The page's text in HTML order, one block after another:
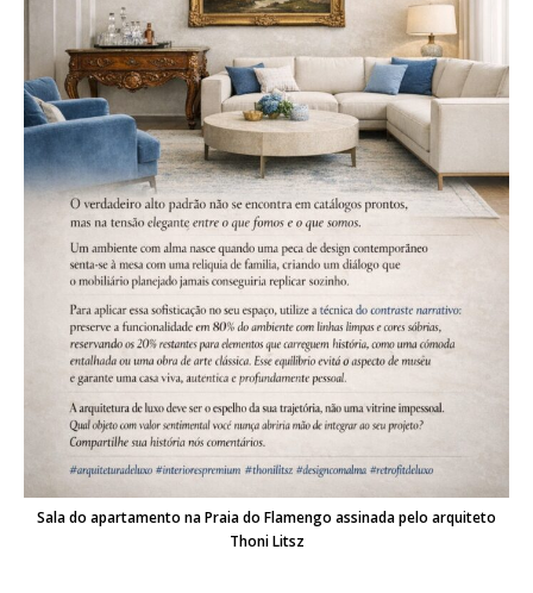
Sala do apartamento na Praia do Flamengo assinada pelo arquiteto
Thoni Litsz